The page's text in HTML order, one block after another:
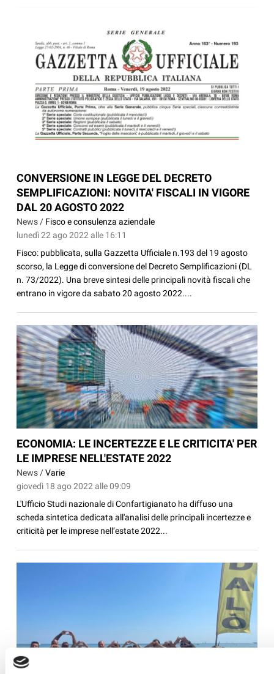
CONVERSIONE IN LEGGE DEL DECRETO
SEMPLIFICAZIONI: NOVITA' FISCALI IN VIGORE
DAL 20 AGOSTO 2022
News / Fisco e consulenza aziendale
lunedì 22 ago 2022 alle 16:11
Fisco: pubblicata, sulla Gazzetta Ufficiale n.193 del 19 agosto
scorso, la Legge di conversione del Decreto Semplificazioni (DL
n. 73/2022). Una breve sintesi delle principali novità fiscali che
entrano in vigore da sabato 20 agosto 2022....
ECONOMIA: LE INCERTEZZE E LE CRITICITA' PER
LE IMPRESE NELL'ESTATE 2022
News /Varie
giovedì 18 ago 2022 alle 09:09
L'Ufficio Studi nazionale di Confartigianato ha diffuso una
scheda sintetica dedicata all'analisi delle principali incertezze e
criticità per le imprese nell’estate 2022...